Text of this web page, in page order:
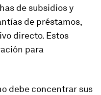
de subsidios y
de préstamos,
directo. Estos
para
debe concentrar sus